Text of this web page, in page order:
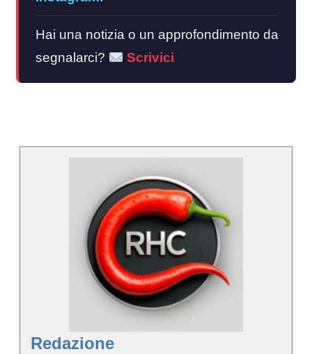
Hai una notizia o un approfondimento da
segnalarci?
Scrivici
Redazione